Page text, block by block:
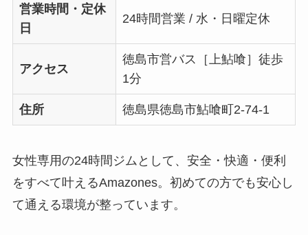
営業時間・定休
日
24時間営業 / 水・日曜定休
アクセス
徳島市営バス［上鮎喰］徒歩
1分
住所 徳島県徳島市鮎喰町2-74-1
女性専用の24時間ジムとして、安全・快適・便利
をすべて叶えるAmazones。初めての方でも安心し
て通える環境が整っています。